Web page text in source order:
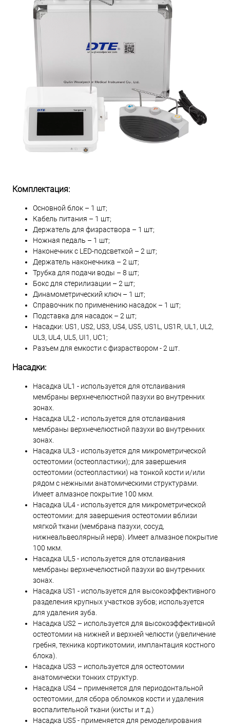
Комплектация:
Основной блок – 1 шт;
Кабель питания – 1 шт;
Держатель для физраствора – 1 шт;
Ножная педаль – 1 шт;
Наконечник с LED-подсветкой – 2 шт;
Держатель наконечника – 2 шт;
Трубка для подачи воды – 8 шт;
Бокс для стерилизации – 2 шт;
Динамометрический ключ – 1 шт;
Справочник по применению насадок – 1 шт;
Подставка для насадок – 2 шт;
Насадки: US1, US2, US3, US4, US5, US1L, US1R, UL1, UL2,
UL3, UL4, UL5, UI1, UC1;
Разъем для емкости с физраствором - 2 шт.
Насадки:
Насадка UL1 - используется для отслаивания
мембраны верхнечелюстной пазухи во внутренних
зонах.
Насадка UL2 - используется для отслаивания
мембраны верхнечелюстной пазухи во внутренних
зонах.
Насадка UL3 - используется для микрометрической
остеотомии (остеопластики); для завершения
остеотомии (остеопластики) на тонкой кости и/или
рядом с нежными анатомическими структурами.
Имеет алмазное покрытие 100 мкм.
Насадка UL4 - используется для микрометрической
остеотомии: для завершения остеотомии вблизи
мягкой ткани (мембрана пазухи, сосуд,
нижнеальвеолярный нерв). Имеет алмазное покрытие
100 мкм.
Насадка UL5 - используется для отслаивания
мембраны верхнечелюстной пазухи во внутренних
зонах.
Насадка US1 - используется для высокоэффективного
разделения крупных участков зубов; используется
для удаления зуба.
Насадка US2 – используется для высокоэффективной
остеотомии на нижней и верхней челюсти (увеличение
гребня, техника кортикотомии, имплантация костного
блока).
Насадка US3 – используется для остеотомии
анатомически тонких структур.
Насадка US4 – применяется для периодонтальной
остеотомии, для сбора обломков кости и удаления
воспалительной ткани (кисты и т.д.)
Насадка US5 - применяется для ремоделирования